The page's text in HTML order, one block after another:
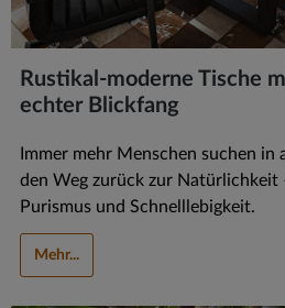
Rustikal-moderne Tische
echter Blickfang
Immer mehr Menschen suchen in
den Weg zurück zur Natürlichkeit
Purismus und Schnelllebigkeit.
Mehr...